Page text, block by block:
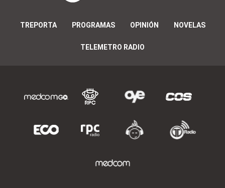
TREPORTA PROGRAMAS OPINIÓN NOVELAS
TELEMETRO RADIO